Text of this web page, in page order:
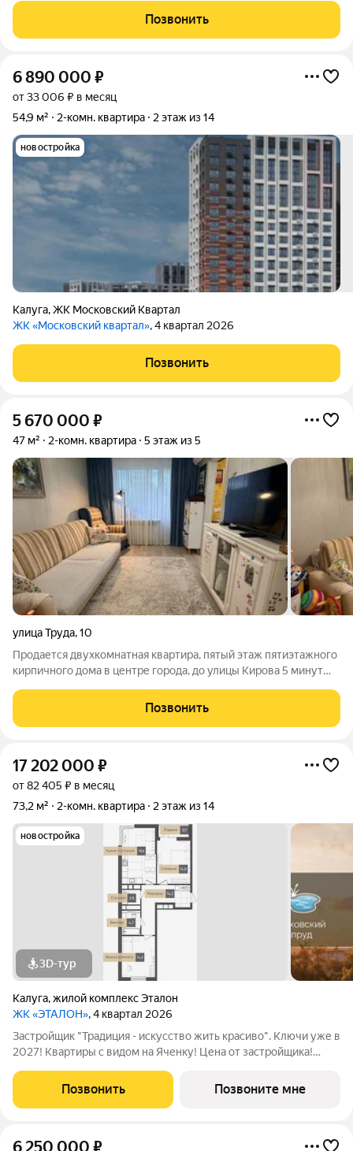
постройки, НЕ угловая, комфортный 2-й этаж. Во дворе
парковка. Состояние квартиры
Позвонить
6 890 000 ₽
от 33 006 ₽ в месяц
54,9 м²
2-комн. квартира 2 этаж из 14
новостройка
Калуга,ЖК Московский Квартал
ЖК «Московский квартал», 4 квартал 2026
Позвонить
5 670 000 ₽
47 м² 2-комн. квартира 5 этаж из 5
улица Труда,10
Продается двухкомнатная квартира, пятый этаж пятиэтажного
кирпичного дома в центре города, до улицы Кирова 5 минут
Имеется гардеробная. Дом после капитального ремонта: -
заменены коммуникации
Позвонить
17 202 000 ₽
от 82 405 ₽ в месяц
73,2 м²
2-комн. квартира 2 этаж из 14
новостройка
3D-тур
Калуга,жилой комплекс Эталон
ЖК «ЭТАЛОН», 4 квартал 2026
Застройщик "Традиция - искусство жить красиво". Ключи уже в
2027! Квартиры с видом на Яченку! Цена от застройщика!
программы покупки: -Семейная ипотека с платежами от 25
тыс/руб (для однушек), от 35
Позвонить Позвоните мне
6 250 000 ₽